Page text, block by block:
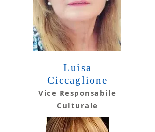
Luisa
Ciccaglione
Vice Responsabile
Culturale